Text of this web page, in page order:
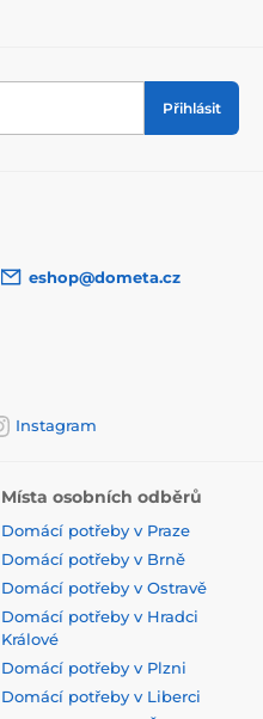
Přihlásit
eshop@dometa.cz
Instagram
Místa osobních odběrů
Domácí potřeby v Praze
Domácí potřeby v Brně
Domácí potřeby v Ostravě
Domácí potřeby v Hradci
Králové
Domácí potřeby v Plzni
Domácí potřeby v Liberci